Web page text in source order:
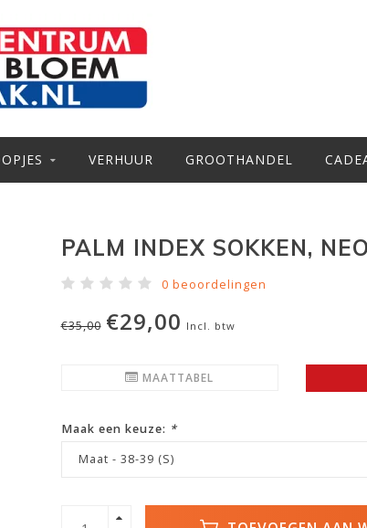
VERHUUR GROOTHANDEL
PALM INDEX SOKKEN,
0 beoordelingen
€35,00 €29,00 Incl. btw
MAATTABEL
Maak een keuze: *
Maat - 38-39 (S)